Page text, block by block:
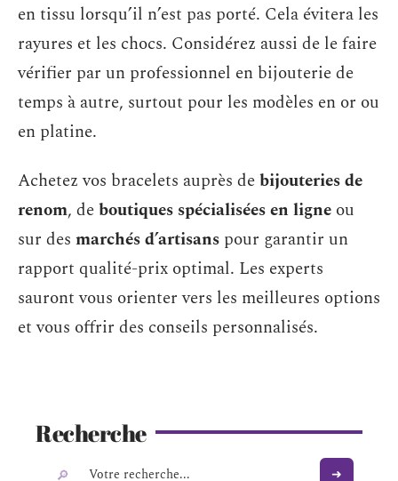
en tissu lorsqu’il n’est pas porté. Cela évitera les
rayures et les chocs. Considérez aussi de le faire
vérifier par un professionnel en bijouterie de
temps à autre, surtout pour les modèles en or ou
en platine.
Achetez vos bracelets auprès debijouteries de
renom, deboutiques spécialisées en ligne ou
sur des marchés d’artisans pour garantir un
rapport qualité-prix optimal. Les experts
sauront vous orienter vers les meilleures options
et vous offrir des conseils personnalisés.
Recherche